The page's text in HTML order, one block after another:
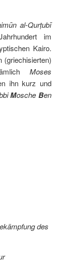
al-Qurṭubī
im
Kairo.
(griechisierten)
Moses
ihn kurz und
Mosche Ben
des